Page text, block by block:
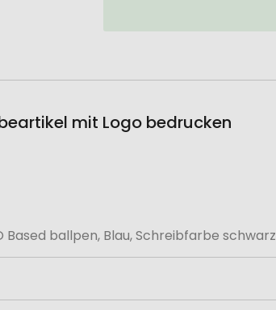
mit Logo bedrucken
Based ballpen, Blau, Schreibfarbe schwarz